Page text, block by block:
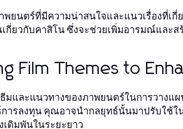
พยนตร์ที่มีความน่าสนใจและแนวเรื่องที่เ
กี่ยวกับคาสิโน ซึ่งจะช่วยเพิ่มอารมณ์และ
Film Themes to
มและแนวทางของภาพยนตร์ในการวางแ
ารลงทุน คุณอาจนำกลยุทธ์นั้นมาปรับใช้ใ
เดิมพันในระยะยาว